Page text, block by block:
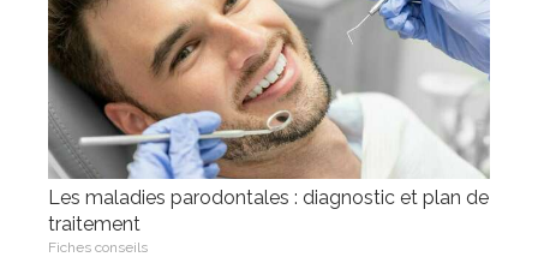
Les maladies parodontales : diagnostic et plan de
traitement
Fiches conseils